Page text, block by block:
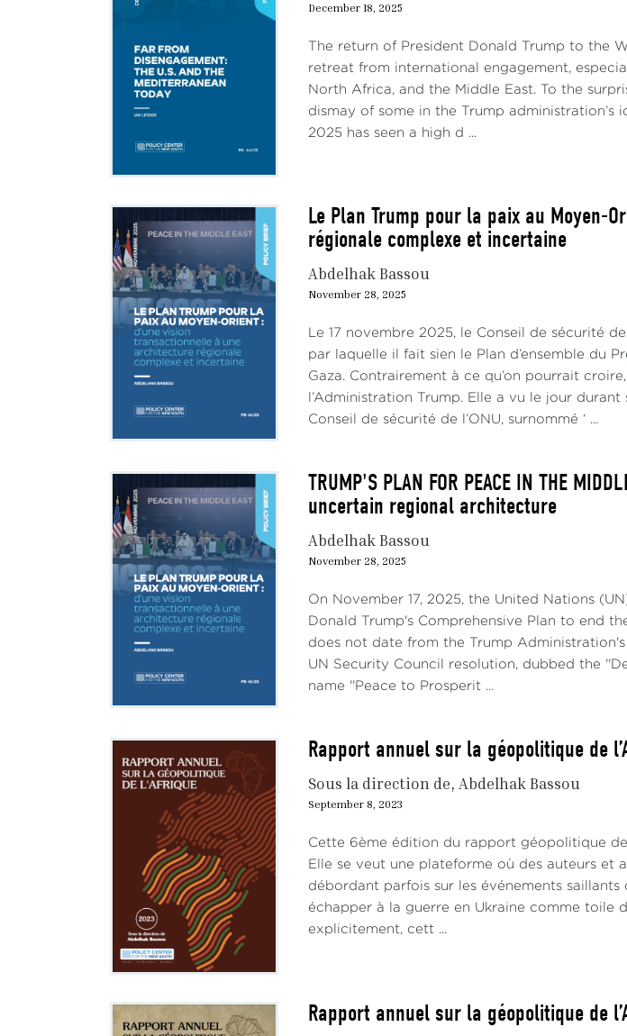
December 18, 2025
The return of President Donald Trump to the
retreat from international engagement,
North Africa, and the Middle East. To the
dismay of some in the Trump
2025 has seen a high d ...
Le Plan Trump pour la paix au Moyen-
régionale complexe et incertaine
Abdelhak Bassou
November 28, 2025
Le 17 novembre 2025, le Conseil de sécurité
par laquelle il fait sien le Plan d’ensemble du
Gaza. Contrairement à ce qu’on pourrait
l’Administration Trump. Elle a vu le jour
Conseil de sécurité de l’ONU, surnommé ‘ ...
TRUMP'S PLAN FOR PEACE IN THE
uncertain regional architecture
Abdelhak Bassou
November 28, 2025
On November 17, 2025, the United Nations
Donald Trump's Comprehensive Plan to end
does not date from the Trump
UN Security Council resolution, dubbed the
name ''Peace to Prosperit ...
Rapport annuel sur la géopolitique de
Sous la direction de Abdelhak Bassou
September 8, 2023
Cette 6ème édition du rapport géopolitique de
Elle se veut une plateforme où des auteurs et
débordant parfois sur les événements
échapper à la guerre en Ukraine comme toile
explicitement, cett ...
Rapport annuel sur la géopolitique de